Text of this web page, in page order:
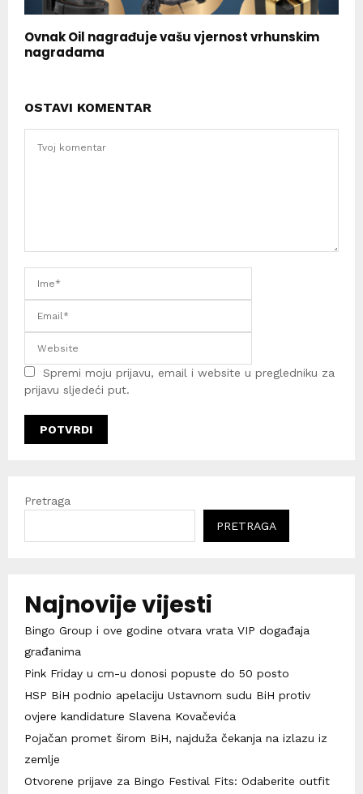
Ovnak Oil nagrađuje vašu vjernost vrhunskim
nagradama
OSTAVI KOMENTAR
Spremi moju prijavu, email i website u pregledniku za
prijavu sljedeći put.
Pretraga
PRETRAGA
Najnovije vijesti
Bingo Group i ove godine otvara vrata VIP događaja
građanima
Pink Friday u cm-u donosi popuste do 50 posto
HSP BiH podnio apelaciju Ustavnom sudu BiH protiv
ovjere kandidature Slavena Kovačevića
Pojačan promet širom BiH, najduža čekanja na izlazu iz
zemlje
Otvorene prijave za Bingo Festival Fits: Odaberite outfit